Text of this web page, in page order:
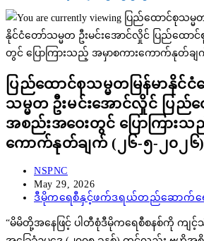
ပြည်ထောင်စုသမ္မတမြန်မာနိုင်
သမ္မတ ဦးမင်းအောင်လှိုင် ပြည်
အစည်းအဝေးတွင် ပြောကြား
ကောက်နုတ်ချက် (၂၆-၅-၂၀၂၆)
Post
author:
NSPNC
Post
published:
May 29, 2026
Post
ဒီမိုကရေစီနှင့်ဖက်ဒရယ်တည်ဆောက်ရ
“မိမိတို့အနေဖြင့် ပါတီစုံဒီမိုကရေစီစနစ်ကို ကျင့်